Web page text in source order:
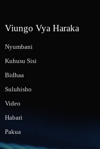
Viungo Vya Haraka
Nyumbani
Kuhusu Sisi
Bidhaa
Suluhisho
Video
Habari
Pakua